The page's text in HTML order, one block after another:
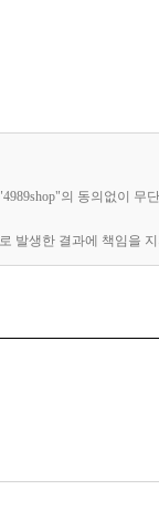
의 동의없이 무
발생한 결과에 책임을